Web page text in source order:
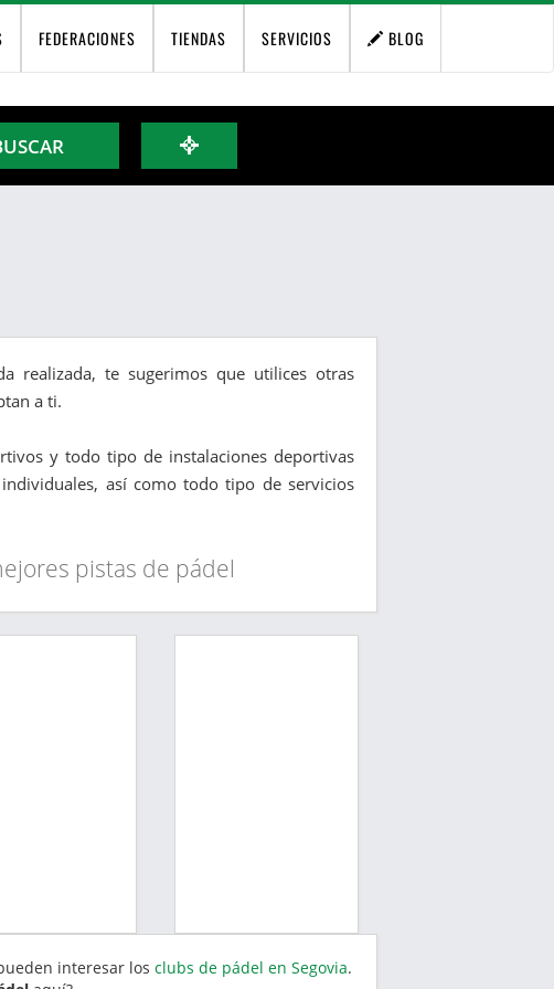
FEDERACIONES TIENDAS SERVICIOS BLOG
realizada, te sugerimos que utilices otras
a ti.
y todo tipo de instalaciones deportivas
así como todo tipo de servicios
pistas de pádel
interesar losclubs de pádel en Segovia.